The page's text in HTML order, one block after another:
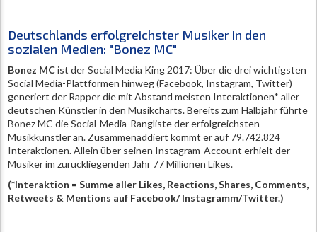
Deutschlands erfolgreichster Musiker in den
sozialen Medien: "Bonez MC"
Bonez MCist der Social Media King 2017: Über die drei wichtigsten
Social Media-Plattformen hinweg (Facebook, Instagram, Twitter)
generiert der Rapper die mit Abstand meisten Interaktionen* aller
deutschen Künstler in den Musikcharts. Bereits zum Halbjahr führte
Bonez MC die Social-Media-Rangliste der erfolgreichsten
Musikkünstler an. Zusammenaddiert kommt er auf 79.742.824
Interaktionen. Allein über seinen Instagram-Account erhielt der
Musiker im zurückliegenden Jahr 77 Millionen Likes.
(*Interaktion = Summe aller Likes, Reactions, Shares, Comments,
Retweets & Mentions auf Facebook/ Instagramm/Twitter.)